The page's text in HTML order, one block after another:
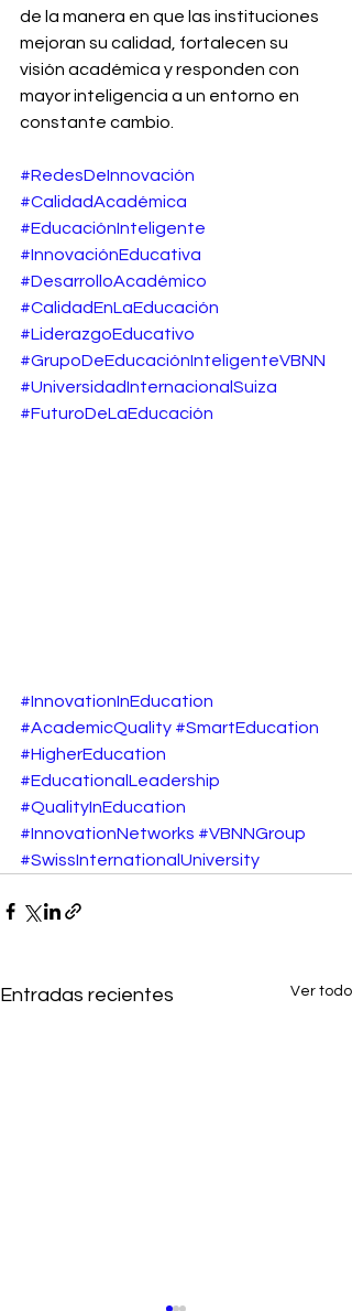
de la manera en que las instituciones
mejoran su calidad, fortalecen su
visión académica y responden con
mayor inteligencia a un entorno en
constante cambio.
#RedesDeInnovación
#CalidadAcadémica
#EducaciónInteligente
#InnovaciónEducativa
#DesarrolloAcadémico
#CalidadEnLaEducación
#LiderazgoEducativo
#GrupoDeEducaciónInteligenteVBNN
#UniversidadInternacionalSuiza
#FuturoDeLaEducación
#InnovationInEducation
#AcademicQuality #SmartEducation
#HigherEducation
#EducationalLeadership
#QualityInEducation
#InnovationNetworks #VBNNGroup
#SwissInternationalUniversity
Entradas recientes Ver todo